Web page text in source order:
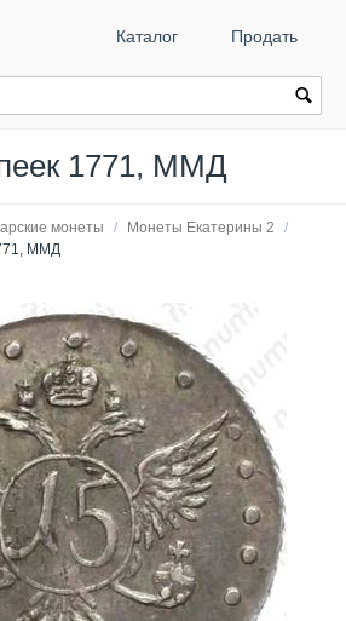
Каталог Продать
1771, ММД
монеты / Монеты Екатерины 2
/
ММД